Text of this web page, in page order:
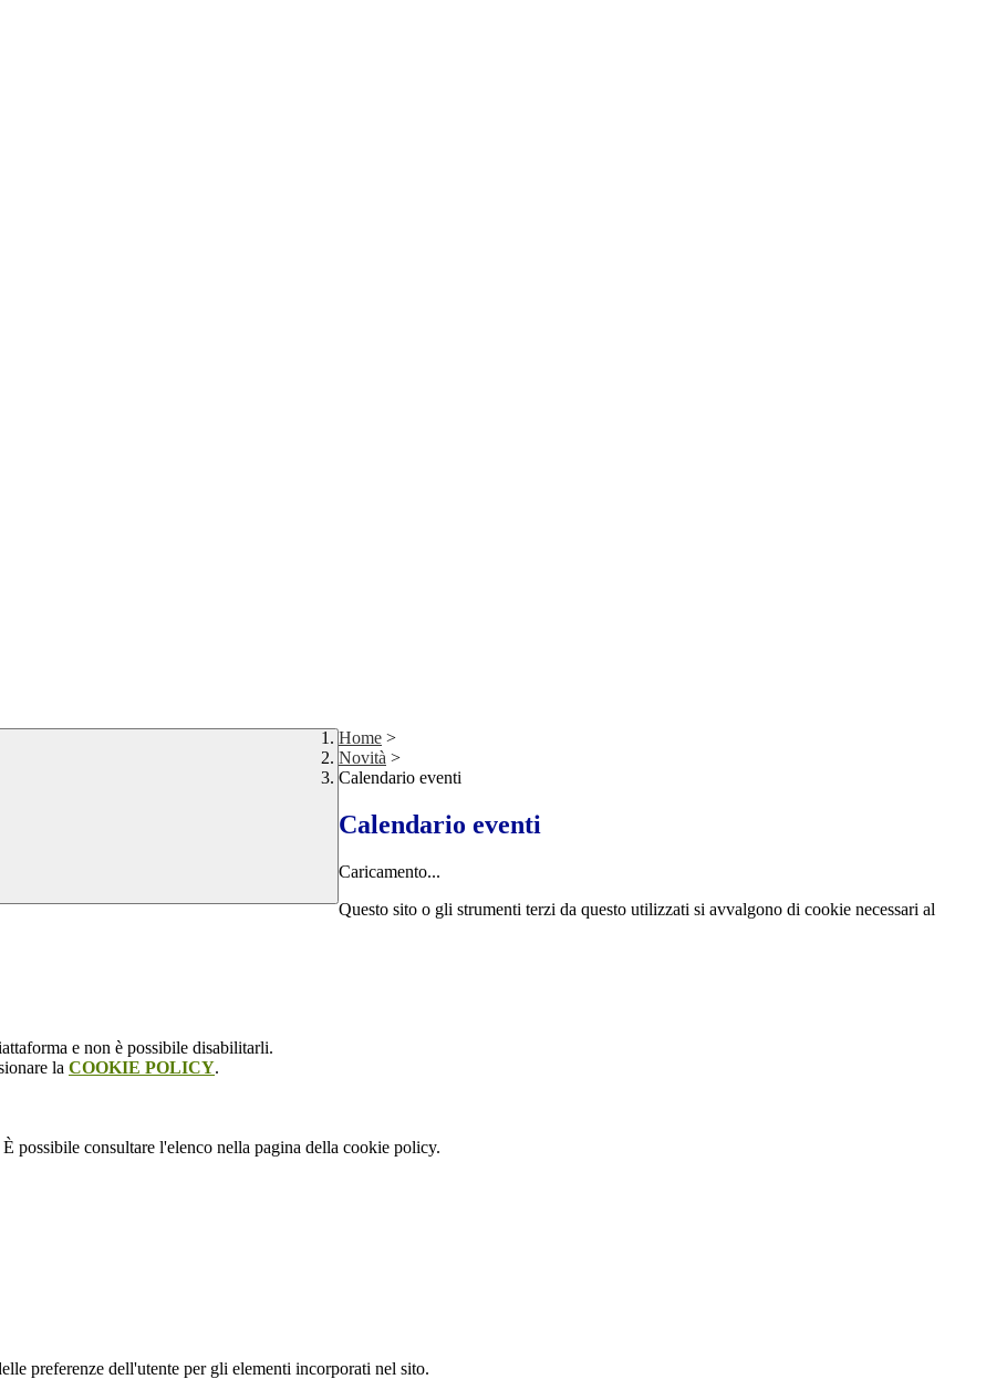
Home >
Novità >
Calendario eventi
Calendario eventi
Caricamento...
Questo sito o gli strumenti terzi da questo utilizzati si avvalgono di cookie necessari al
e non è possibile disabilitarli.
la COOKIE POLICY.
possibile consultare l'elenco nella pagina della cookie policy.
preferenze dell'utente per gli elementi incorporati nel sito.